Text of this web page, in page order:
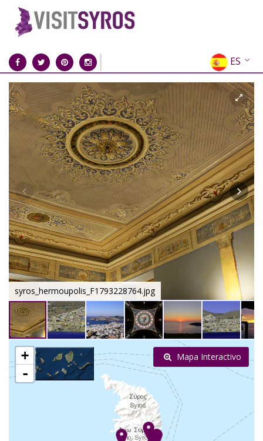
ES
EN
EL
FR
DE
IT
RU
CN
syros_hermoupolis_F1793228764.jpg
+
-
Mapa Interactivo